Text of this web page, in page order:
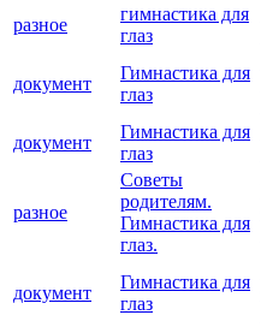
разное
гимнастика для
глаз
документ
Гимнастика для
глаз
документ
Гимнастика для
глаз
разное
Советы
родителям.
Гимнастика для
глаз.
документ
Гимнастика для
глаз